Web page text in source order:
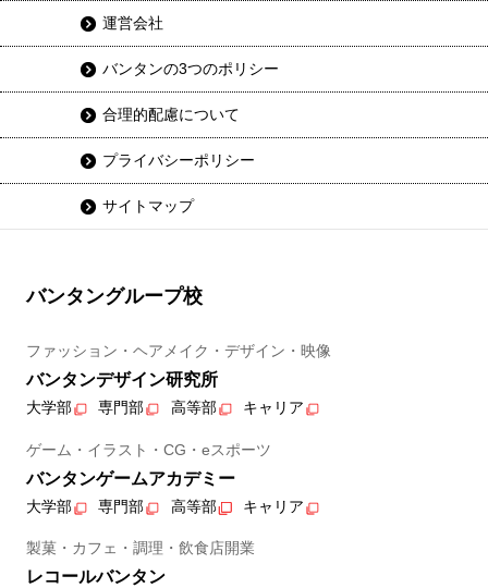
運営会社
バンタンの3つのポリシー
合理的配慮について
プライバシーポリシー
サイトマップ
バンタングループ校
ファッション・ヘアメイク・デザイン・映像
バンタンデザイン研究所
大学部 専門部 高等部 キャリア
ゲーム・イラスト・CG・eスポーツ
バンタンゲームアカデミー
大学部 専門部 高等部 キャリア
製菓・カフェ・調理・飲食店開業
レコールバンタン